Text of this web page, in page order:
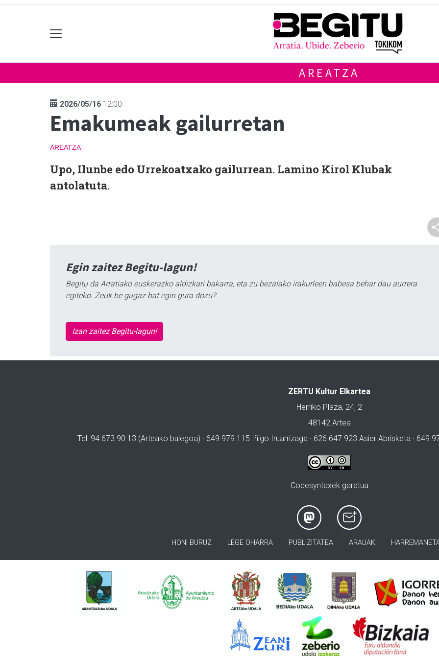
AREATZA
2026/05/16 12:00
Emakumeak gailurretan
AREATZA
Upo, Ilunbe edo Urrekoatxako gailurrean. Lamino Kirol Klubak
antolatuta.
Egin zaitez Begitu-lagun!
Begitu da Arratiako euskerazko aldizkari bakarra, eta zu bezalako irakurleen babesa behar dau aurrera
egiteko. Zeuk be gugaz bat egin gura dozu?
Izan zaitez Begitu-lagun!
ZERTU Kultur Elkartea
Herriko Plaza, 24, 2
48142 Artea
Tel: 94 673 90 13 (Arteako bulegoa) · 649 979 115 Iñigo Iruarrizaga · 626 647 923 Asier Abrisketa · 649
Codesyntaxek garatua
HONI BURUZ LEGE OHARRA PUBLIZITATEA ARAUAK